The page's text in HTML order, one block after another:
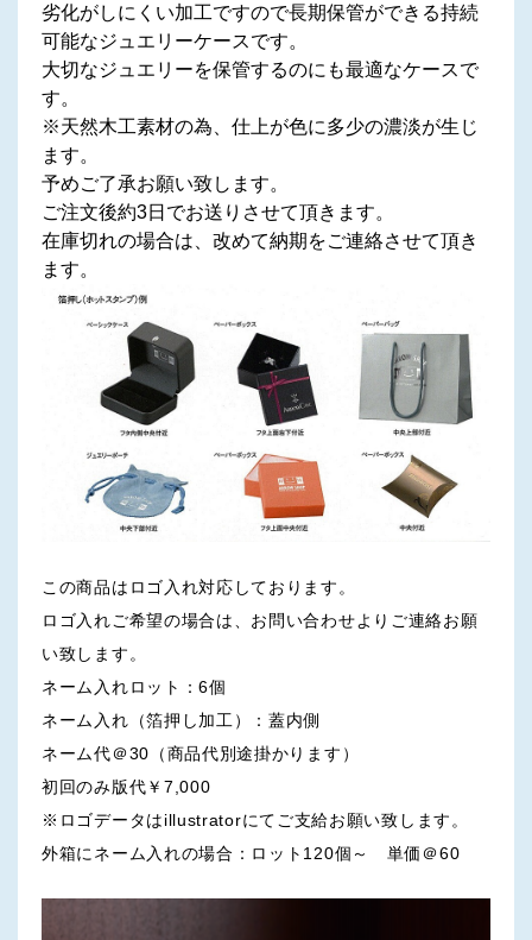
劣化がしにくい加工ですので長期保管ができる持続
可能なジュエリーケースです。
大切なジュエリーを保管するのにも最適なケースで
す。
※天然木工素材の為、仕上が色に多少の濃淡が生じ
ます。
予めご了承お願い致します。
ご注文後約3日でお送りさせて頂きます。
在庫切れの場合は、改めて納期をご連絡させて頂き
ます。
この商品はロゴ入れ対応しております。
ロゴ入れご希望の場合は、お問い合わせよりご連絡お願
い致します。
ネーム入れロット：6個
ネーム入れ（箔押し加工）：蓋内側
ネーム代＠30（商品代別途掛かります）
初回のみ版代￥7,000
※ロゴデータはillustratorにてご支給お願い致します。
外箱にネーム入れの場合：ロット120個～ 単価＠60